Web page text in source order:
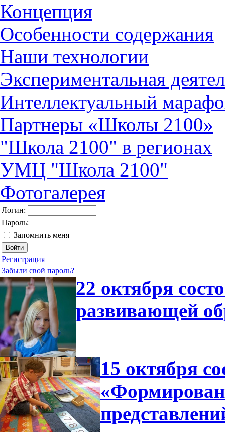
Концепция
Особенности содержания
Наши технологии
Экспериментальная
Интеллектуальный
Партнеры «Школы 2100»
"Школа 2100" в регионах
УМЦ "Школа 2100"
Фотогалерея
Логин:
Пароль:
Запомнить меня
Регистрация
Забыли свой пароль?
22 октября
развивающей
15 октября